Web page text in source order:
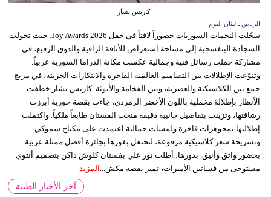
كاريس بشار
الرياض ـ لبنان اليوم
سجّلت النجمات السوريات حضوراً لافتاً في حفل Joy Awards 2026، حيث تحولت
السجادة البنفسجية إلى مساحة استعراض للأناقة الراقية والذوق الرفيع، في
مشاركة حملت رسائل فنية وجمالية عكست مكانة الدراما السورية عربياً.
وتنوّعت الإطلالات بين التصاميم العالمية الفاخرة والابتكارات الجريئة، في مزيج
جمع بين الكلاسيكية والعصرية، وبين الفخامة والأنوثة. كاريس بشار خطفت
الأنظار بإطلالة مخملية باللون الأخضر الزمردي، جاءت بقصة حورية أبرزت
رشاقتها، وتزينت بتفاصيل جانبية دقيقة منحت الفستان طابعاً ملكياً. واكتملت
إطلالتها بمجوهرات فاخرة ولمسات جمالية اعتمدت على مكياج سموكي
وتسريحة شعر كلاسيكية مرفوعة، لتحتفل بفوزها بجائزة أفضل ممثلة عربية
بحضور واثق وأنيق. بدورها، أطلت نور علي بفستان كلوش داكن بتصميم أنثوي
مستوحى من فساتين الأميرات، تميز بقصة مكش...
المزيد
آخر الأخبار الطبية